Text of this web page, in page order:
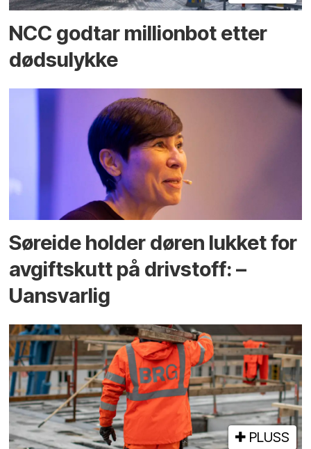
NCC godtar millionbot etter
dødsulykke
Søreide holder døren lukket for
avgiftskutt på drivstoff: –
Uansvarlig
PLUSS